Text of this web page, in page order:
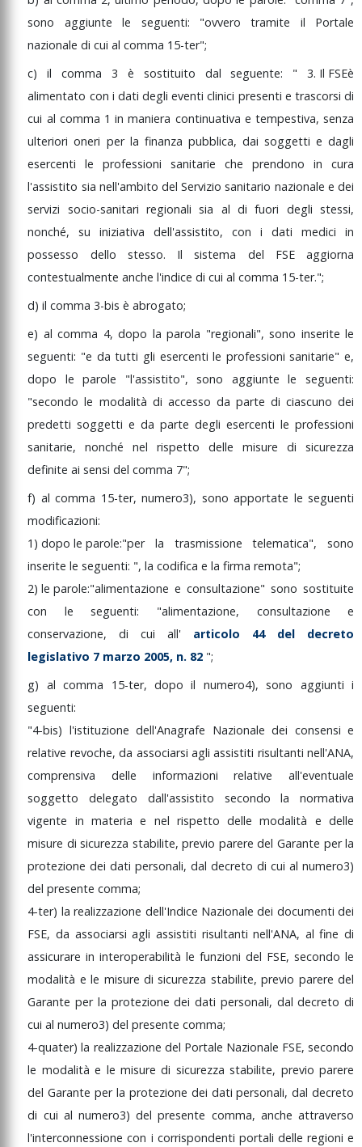
sono aggiuntele seguenti: "ovverotramite il Portale
nazionaledicuialcomma 15-ter";
c)ilcomma 3 è sostituito dalseguente: "3. Il FSEè
alimentato con i datideglieventiclinici presenti e trascorsidi
cui al comma 1inmaniera continuativa e tempestiva,senza
ulteriorioneri per la finanza pubblica, dai soggettiedagli
esercentileprofessionisanitariecheprendonoincura
l'assistito sia nell'ambito delServiziosanitario nazionale edei
servizi socio-sanitariregionalisia aldifuori deglistessi,
nonché,suiniziativadell'assistito,conidatimediciin
possesso dello stesso. Ilsistema del FSEaggiorna
contestualmenteanchel'indicedicuialcomma 15-ter.";
d)ilcomma3-bisèabrogato;
e) alcomma 4,dopo laparola "regionali",sono inseritele
seguenti: "e datutti gli esercentile professionisanitarie"e,
dopo leparole "l'assistito",sono aggiuntele seguenti:
"secondole modalità di accesso da parte diciascunodei
predettisoggettiedapartedegliesercentileprofessioni
sanitarie,nonchénelrispettodellemisuredisicurezza
definiteaisensidelcomma 7";
f) alcomma 15-ter,numero3), sonoapportate leseguenti
modificazioni:
1)dopoleparole:"perla trasmissionetelematica",sono
inseriteleseguenti: ",lacodificaelafirmaremota";
2)leparole:"alimentazioneeconsultazione"sonosostituite
con leseguenti: "alimentazione, consultazionee
conservazione,dicuiall' articolo 44 del decreto
legislativo 7 marzo 2005, n. 82 ";
g) alcomma 15-ter,dopoil numero4),sono aggiuntii
seguenti:
"4-bis) l'istituzionedell'Anagrafe Nazionaledei consensie
relative revoche,da associarsi agliassistiti risultantinell'ANA,
comprensivadelle informazionirelativeall'eventuale
soggettodelegato dall'assistito secondolanormativa
vigente in materiae nel rispettodellemodalità edelle
misure disicurezza stabilite,previo pareredel Garante perla
protezionedeidatipersonali,daldecretodicuialnumero3)
delpresentecomma;
4-ter) larealizzazione dell'Indice Nazionaledei documentidei
FSE,da associarsiagli assistiti risultantinell'ANA, alfinedi
assicurareininteroperabilitàlefunzionidel FSE,secondole
modalità ele misuredisicurezza stabilite,previo pareredel
Garanteper la protezionedeidati personali, daldecreto di
cuialnumero3)delpresentecomma;
4-quater)la realizzazione del Portale Nazionale FSE,secondo
le modalitàe lemisuredi sicurezzastabilite, previoparere
delGaranteper la protezione dei datipersonali,daldecreto
di cui al numero3)delpresente comma, ancheattraverso
l'interconnessionecon i corrispondenti portali delle regionie